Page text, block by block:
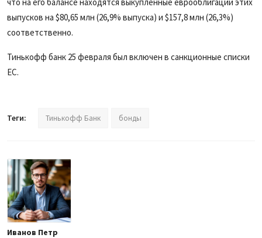
выпусков на $80,65 млн (26,9% выпуска) и $157,8 млн (26,3%)
соответственно.
Тинькофф банк 25 февраля был включен в санкционные списки
ЕС.
Теги: Тинькофф Банк бонды
Иванов Петр